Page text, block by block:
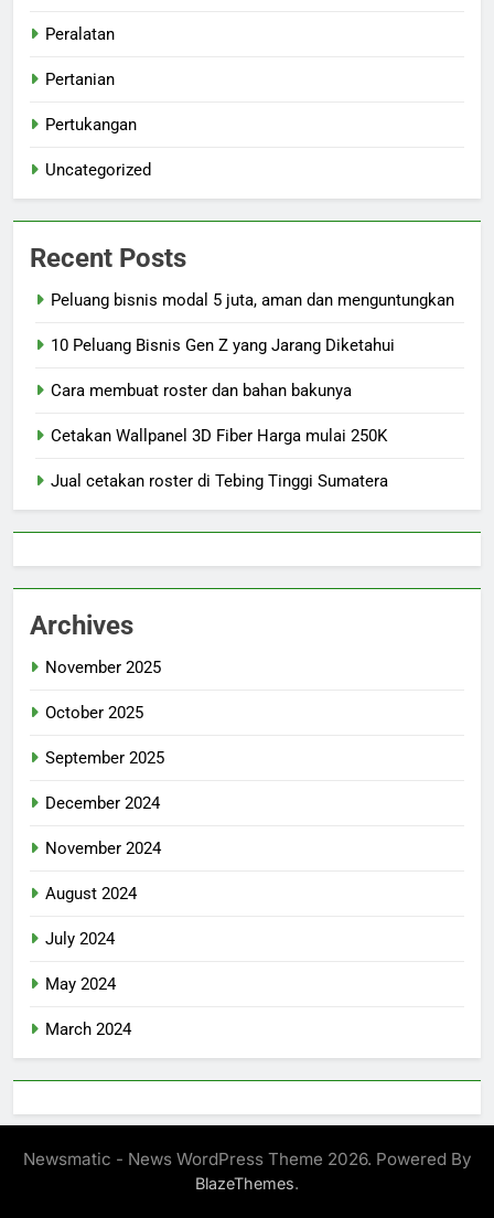
Peralatan
Pertanian
Pertukangan
Uncategorized
Recent Posts
Peluang bisnis modal 5 juta, aman dan menguntungkan
10 Peluang Bisnis Gen Z yang Jarang Diketahui
Cara membuat roster dan bahan bakunya
Cetakan Wallpanel 3D Fiber Harga mulai 250K
Jual cetakan roster di Tebing Tinggi Sumatera
Archives
November 2025
October 2025
September 2025
December 2024
November 2024
August 2024
July 2024
May 2024
March 2024
Newsmatic - News WordPress Theme 2026. Powered By
BlazeThemes.